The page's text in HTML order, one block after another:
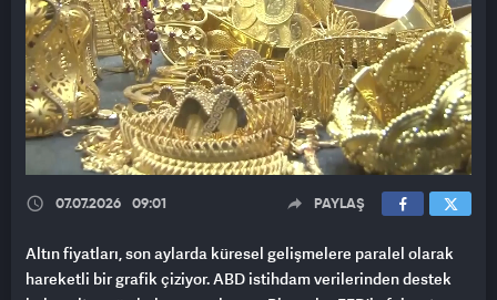
07.07.2026 09:01 PAYLAŞ
Altın fiyatları, son aylarda küresel gelişmelere paralel olarak
hareketli bir grafik çiziyor. ABD istihdam verilerinden destek